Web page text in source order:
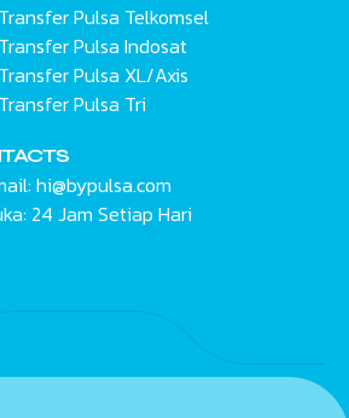
Pulsa Telkomsel
Pulsa Indosat
Pulsa XL/Axis
Pulsa Tri
hi@bypulsa.com
24 Jam Setiap Hari